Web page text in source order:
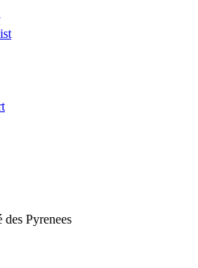
Pyrenees